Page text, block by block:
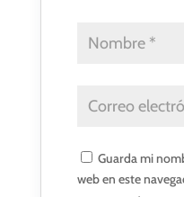
Guarda mi
web en este